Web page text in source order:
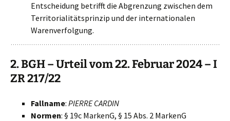
Entscheidung betrifft die Abgrenzung zwischen dem
Territorialitätsprinzip und der internationalen
Warenverfolgung.
2. BGH – Urteil vom 22. Februar 2024 – I
ZR 217/22
Fallname: PIERRE CARDIN
Normen: § 19c MarkenG, § 15 Abs. 2 MarkenG